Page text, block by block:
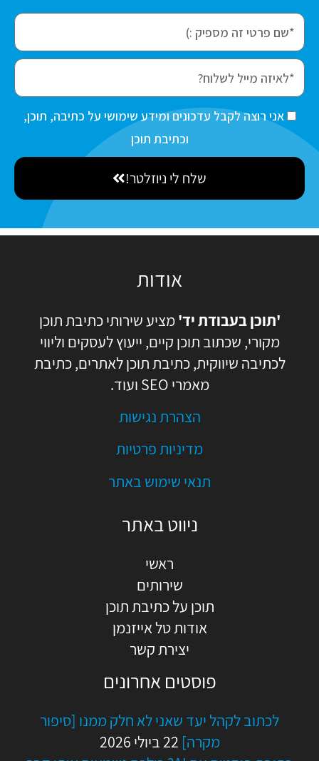
f
i
r
s
e
e
m
ס
כ
ה
אני רוצה לקבל עדכונים ומידע שימושי על כתיבה, תוכן,
וכתיבת תוכן
שלח לי ניוזלטר!
אודות
'תוכן בעבודת יד'מציע שירותי כתיבת תוכן
מקורי, שכתוב תוכן קיים, ייעוץ לעסקים וליווי
לכתיבה שיווקית, כתיבת תוכן לאתרים, כתיבת
מאמרי SEO ועוד.
הצהרת נגישות
מדיניות פרטיות
תנאי שימוש באתר
ניווט באתר
ראשי
שירותים
תוכן על כתיבת תוכן
אודות טל אייזנמן
יצירת קשר
פוסטים אחרונים
לכתוב לקהל יעד שאני לא חלק ממנו [סיפור
מקרה] 22 ביולי 2026